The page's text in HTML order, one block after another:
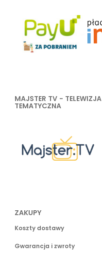
MAJSTER TV - TELEWIZJA
TEMATYCZNA
ZAKUPY
Koszty dostawy
Gwarancja i zwroty